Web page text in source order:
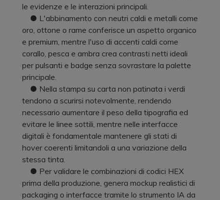
le evidenze e le interazioni principali.
● L'abbinamento con neutri caldi e metalli come
oro, ottone o rame conferisce un aspetto organico
e premium, mentre l'uso di accenti caldi come
corallo, pesca e ambra crea contrasti netti ideali
per pulsanti e badge senza sovrastare la palette
principale.
● Nella stampa su carta non patinata i verdi
tendono a scurirsi notevolmente, rendendo
necessario aumentare il peso della tipografia ed
evitare le linee sottili, mentre nelle interfacce
digitali è fondamentale mantenere gli stati di
hover coerenti limitandoli a una variazione della
stessa tinta.
● Per validare le combinazioni di codici HEX
prima della produzione, genera mockup realistici di
packaging o interfacce tramite lo strumento IA da